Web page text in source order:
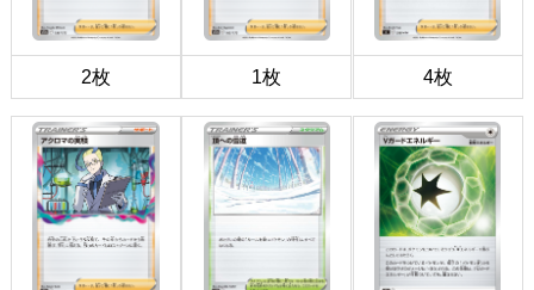
2枚 1枚 4枚